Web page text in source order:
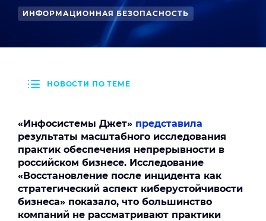
ИНФОРМАЦИОННАЯ БЕЗОПАСНОСТЬ
НОВОСТИ ПО ТЕМЕ
«Инфосистемы Джет» представила
результаты масштабного исследования
практик обеспечения непрерывности в
российском бизнесе. Исследование
«Восстановление после инцидента как
стратегический аспект киберустойчивости
бизнеса» показало, что большинство
компаний не рассматривают практики